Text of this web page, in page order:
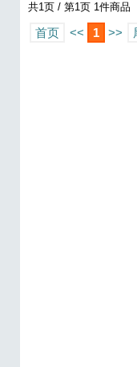
共1页 / 第1页 1件商
首页 << 1 >>